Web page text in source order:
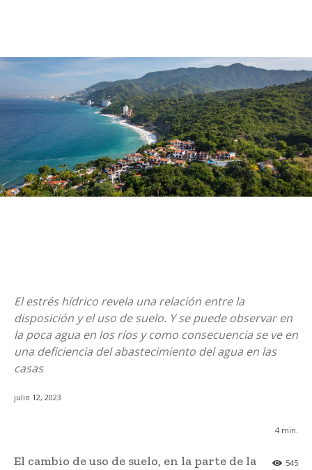
El estrés hídrico revela una relación entre la
disposición y el uso de suelo. Y se puede observar en
la poca agua en los ríos y como consecuencia se ve en
una deficiencia del abastecimiento del agua en las
casas
julio 12, 2023
4 min.
545
El cambio de uso de suelo, en la parte de la